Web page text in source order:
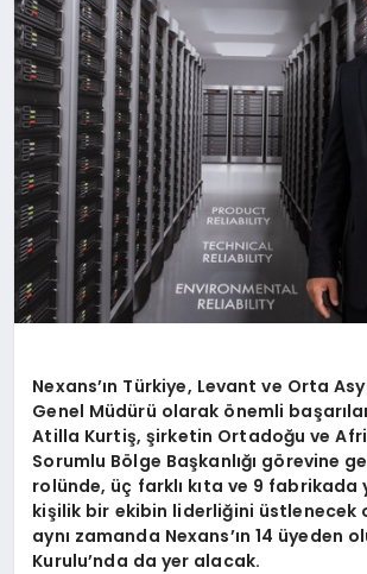
Nexans’ın Türkiye, Levant ve Orta
Genel Müdürü olarak önemli
Atilla Kurtiş, şirketin Ortadoğu ve
Sorumlu Bölge Başkanlığı görevine
rolünde, üç farklı kıta ve 9 fabrikada
kişilik bir ekibin liderliğini üstlenecek
aynı zamanda Nexans’ın 14 üyeden
Kurulu’nda da yer alacak.